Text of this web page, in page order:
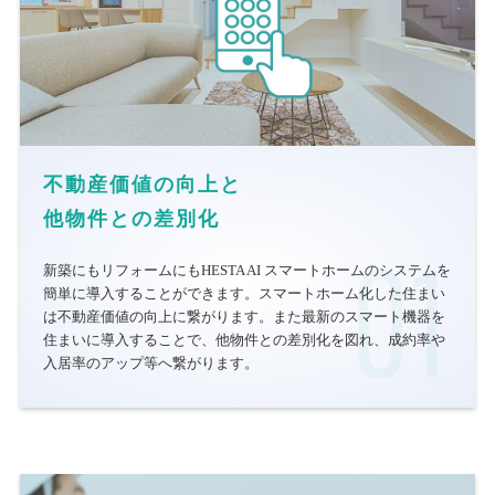
不動産価値の向上と
他物件との差別化
新築にもリフォームにもHESTA AI スマートホームのシステムを
簡単に導入することができます。スマートホーム化した住まい
は不動産価値の向上に繋がります。また最新のスマート機器を
住まいに導入することで、他物件との差別化を図れ、成約率や
入居率のアップ等へ繋がります。